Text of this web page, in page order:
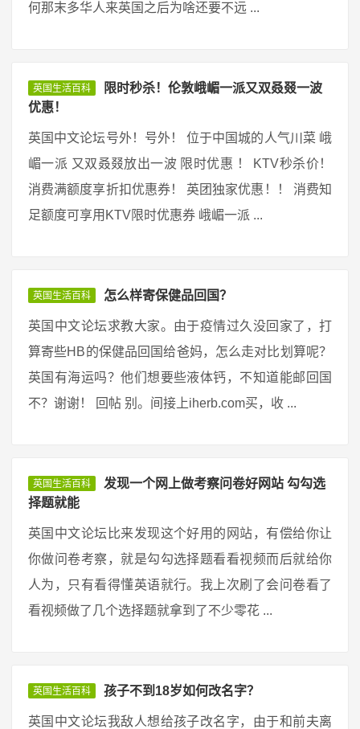
何那末多华人来英国之后为啥还要不远 ...
英国生活百科
限时秒杀！伦敦峨嵋一派又双叒叕一波
优惠！
英国中文论坛号外！号外！ 位于中国城的人气川菜 峨
嵋一派 又双叒叕放出一波 限时优惠 ！ KTV秒杀价！
消费满额度享折扣优惠券！ 英团独家优惠！！ 消费知
足额度可享用KTV限时优惠券 峨嵋一派 ...
英国生活百科 怎么样寄保健品回国？
英国中文论坛求教大家。由于疫情过久没回家了，打
算寄些HB的保健品回国给爸妈，怎么走对比划算呢？
英国有海运吗？他们想要些液体钙，不知道能邮回国
不？谢谢！ 回帖 别。间接上iherb.com买，收 ...
英国生活百科
发现一个网上做考察问卷好网站 勾勾选
择题就能
英国中文论坛比来发现这个好用的网站，有偿给你让
你做问卷考察，就是勾勾选择题看看视频而后就给你
人为，只有看得懂英语就行。我上次刷了会问卷看了
看视频做了几个选择题就拿到了不少零花 ...
英国生活百科 孩子不到18岁如何改名字？
英国中文论坛我敌人想给孩子改名字，由于和前夫离